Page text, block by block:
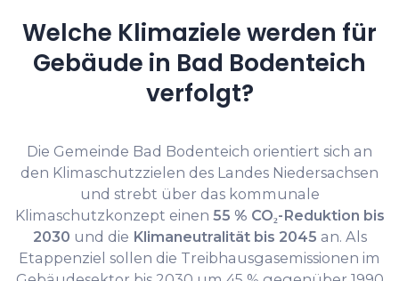
Welche Klimaziele werden für
Gebäude in Bad Bodenteich
verfolgt?
Die Gemeinde Bad Bodenteich orientiert sich an
den Klimaschutzzielen des Landes Niedersachsen
und strebt über das kommunale
Klimaschutzkonzept einen 55 % CO₂-Reduktion bis
2030 und die Klimaneutralität bis 2045 an. Als
Etappenziel sollen die Treibhausgasemissionen im